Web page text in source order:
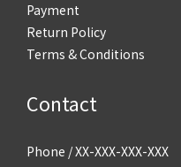
Payment
Return Policy
Terms & Conditions
Contact
Phone / XX-XXX-XXX-XXX